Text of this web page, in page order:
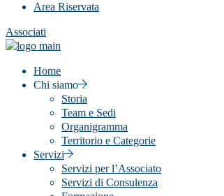
Area Riservata
Associati
Home
Chi siamo
Storia
Team e Sedi
Organigramma
Territorio e Categorie
Servizi
Servizi per l’Associato
Servizi di Consulenza